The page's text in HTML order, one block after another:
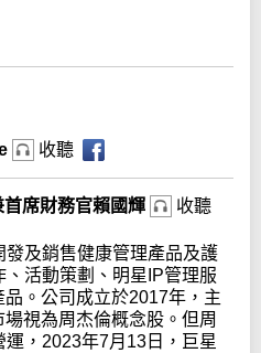
收聽
席財務官賴國輝 收聽
及銷售健康管理產品及護
活動策劃、明星IP管理服
。公司成立於2017年，主
視為周杰倫概念股。但周
，2023年7月13日，巨星